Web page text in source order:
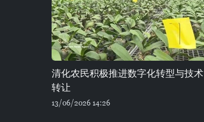
清化农民积极推进数字化转型与技术
转让
13/06/2026 14:26